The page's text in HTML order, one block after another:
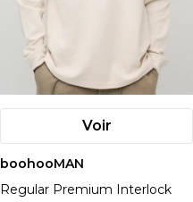
Voir
boohooMAN
Regular Premium Interlock